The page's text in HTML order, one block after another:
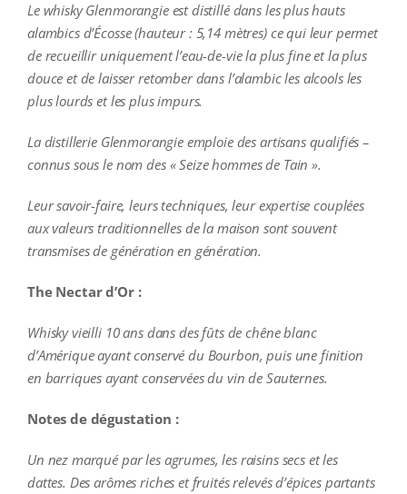
Le whisky Glenmorangie est distillé dans les plus hauts
alambics d’Écosse (hauteur : 5,14 mètres) ce qui leur permet
de recueillir uniquement l’eau-de-vie la plus fine et la plus
douce et de laisser retomber dans l’alambic les alcools les
plus lourds et les plus impurs.
La distillerie Glenmorangie emploie des artisans qualifiés –
connus sous le nom des « Seize hommes de Tain ».
Leur savoir-faire, leurs techniques, leur expertise couplées
aux valeurs traditionnelles de la maison sont souvent
transmises de génération en génération.
The Nectar d’Or :
Whisky vieilli 10 ans dans des fûts de chêne blanc
d’Amérique ayant conservé du Bourbon, puis une finition
en barriques ayant conservées du vin de Sauternes.
Notes de dégustation :
Un nez marqué par les agrumes, les raisins secs et les
dattes. Des arômes riches et fruités relevés d’épices partants